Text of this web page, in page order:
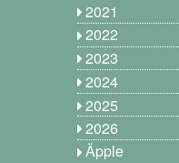
2021
2022
2023
2024
2025
2026
Äpple